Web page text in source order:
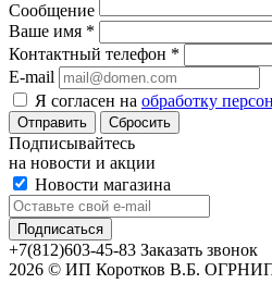
Сообщение
Ваше имя *
Контактный телефон *
E-mail
Я согласен на обработку
Сбросить
Подписывайтесь
на новости и акции
Новости магазина
+7(812)603-45-83 Заказать звонок
2026 © ИП Коротков В.Б. ОГРНИП